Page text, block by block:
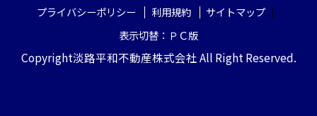
プライバシーポリシー 利用規約
サイトマップ
表示切替：ＰＣ版
Copyright淡路平和不動産株式会社 All Right Reserved.